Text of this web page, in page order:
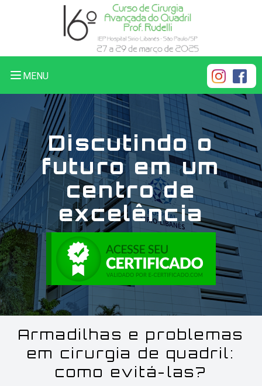
Abrir Menu
MENU
Discutindo o
futuro em um
centro de
excelência
Armadilhas e problemas
em cirurgia de quadril:
como evitá-las?